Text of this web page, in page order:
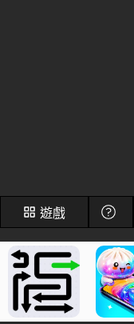
遊戲